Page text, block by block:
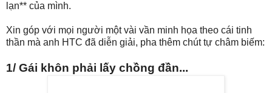
lạn** của mình.
Xin góp với mọi người một vài vần minh họa theo cái tinh
thần mà anh HTC đã diễn giải, pha thêm chút tự châm biếm:
1/ Gái khôn phải lấy chồng đần...